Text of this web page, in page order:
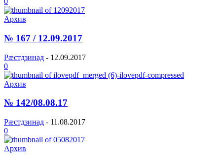
Архив
№ 167 / 12.09.2017
Рæстдзинад - 12.09.2017
0
Архив
№ 142/08.08.17
Рæстдзинад - 11.08.2017
0
Архив